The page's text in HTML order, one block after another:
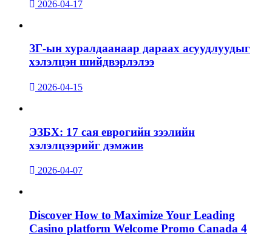
2026-04-17
ЗГ-ын хуралдаанаар дараах асуудлуудыг
хэлэлцэн шийдвэрлэлээ
2026-04-15
ЭЗБХ: 17 сая еврогийн зээлийн
хэлэлцээрийг дэмжив
2026-04-07
Discover How to Maximize Your Leading
Casino platform Welcome Promo Canada 4